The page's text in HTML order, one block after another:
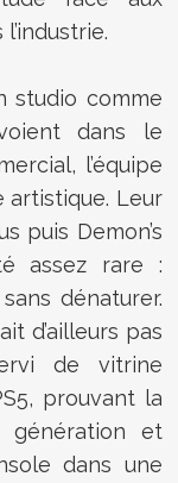
studio comme
dans le
l’équipe
artistique. Leur
puis Demon’s
assez rare :
dénaturer.
d’ailleurs pas
de vitrine
prouvant la
génération et
dans une